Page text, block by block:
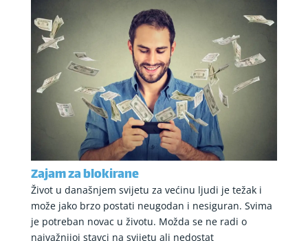
Zajam za blokirane
Život u današnjem svijetu za većinu ljudi je težak i
može jako brzo postati neugodan i nesiguran. Svima
je potreban novac u životu. Možda se ne radi o
najvažnijoj stavci na svijetu ali nedostat